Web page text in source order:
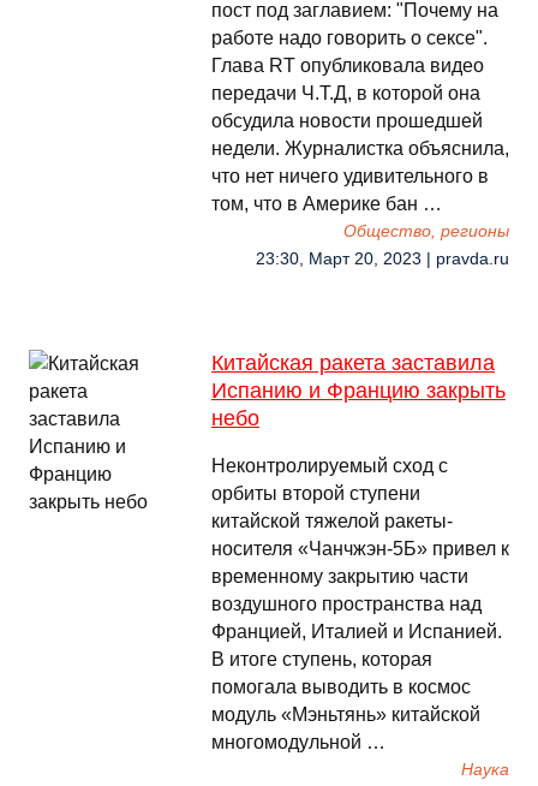
пост под заглавием: "Почему на
работе надо говорить о сексе".
Глава RT опубликовала видео
передачи Ч.Т.Д, в которой она
обсудила новости прошедшей
недели. Журналистка объяснила,
что нет ничего удивительного в
том, что в Америке бан …
Общество, регионы
23:30, Март 20, 2023 | pravda.ru
Китайская ракета заставила
Испанию и Францию закрыть
небо
Неконтролируемый сход с
орбиты второй ступени
китайской тяжелой ракеты-
носителя «Чанчжэн-5Б» привел к
временному закрытию части
воздушного пространства над
Францией, Италией и Испанией.
В итоге ступень, которая
помогала выводить в космос
модуль «Мэньтянь» китайской
многомодульной …
Наука